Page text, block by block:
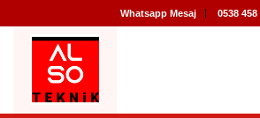
Whatsapp Mesaj 0538 458